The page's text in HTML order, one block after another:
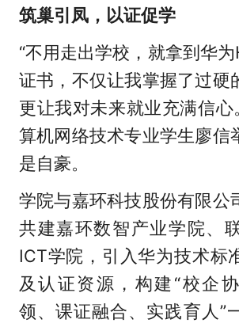
筑巢引凤，以证促学
“不用走出学校，就拿到华
证书，不仅让我掌握了过硬
更让我对未来就业充满信心
算机网络技术专业学生廖信
是自豪。
学院与嘉环科技股份有限公
共建嘉环数智产业学院、
ICT学院，引入华为技术标
及认证资源，构建“校企
领、课证融合、实践育人”